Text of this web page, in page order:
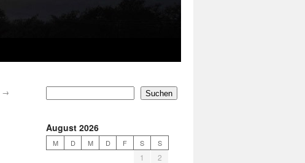
→ Suchen
August 2026
M D M D F S S
1
2